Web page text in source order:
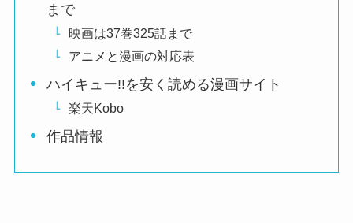
まで
映画は37巻325話まで
アニメと漫画の対応表
ハイキュー!!を安く読める漫画サイト
楽天Kobo
作品情報